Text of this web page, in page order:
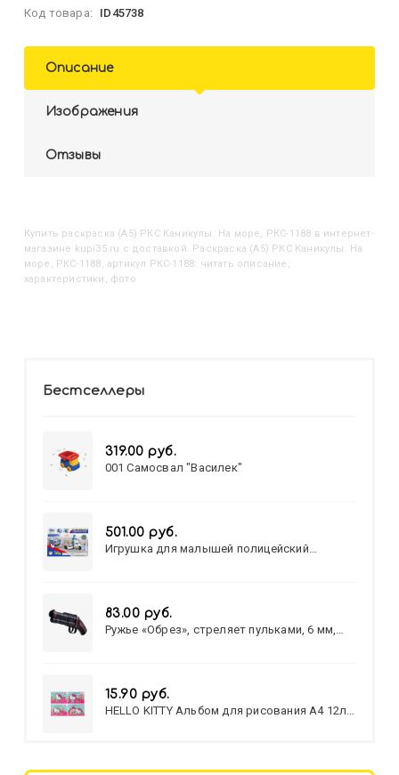
Код товара:
ID45738
Описание
Изображения
Отзывы
Купить Раскраска (А5) РКС Каникулы. На море, РКС-1188 в интернет-
магазине kupi35.ru с доставкой. Раскраска (А5) РКС Каникулы. На
море, РКС-1188, артикул РКС-1188: читать описание,
характеристики, фото
Бестселлеры
319.00 руб.
001 Самосвал "Василек"
501.00 руб.
Игрушка для малышей полицейский
83.00 руб.
Ружье «Обрез», стреляет пульками, 6 мм,
15.90 руб.
HELLO KITTY Альбом для рисования А4 12л.